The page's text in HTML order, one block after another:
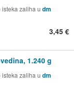
zaliha u dm
3,45 €
1.240 g
zaliha u dm